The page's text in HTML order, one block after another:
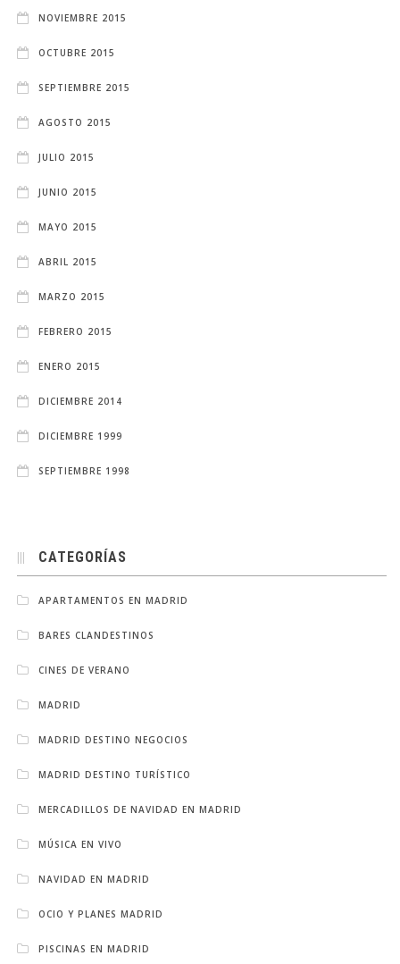
NOVIEMBRE 2015
OCTUBRE 2015
SEPTIEMBRE 2015
AGOSTO 2015
JULIO 2015
JUNIO 2015
MAYO 2015
ABRIL 2015
MARZO 2015
FEBRERO 2015
ENERO 2015
DICIEMBRE 2014
DICIEMBRE 1999
SEPTIEMBRE 1998
CATEGORÍAS
APARTAMENTOS EN MADRID
BARES CLANDESTINOS
CINES DE VERANO
MADRID
MADRID DESTINO NEGOCIOS
MADRID DESTINO TURÍSTICO
MERCADILLOS DE NAVIDAD EN MADRID
MÚSICA EN VIVO
NAVIDAD EN MADRID
OCIO Y PLANES MADRID
PISCINAS EN MADRID